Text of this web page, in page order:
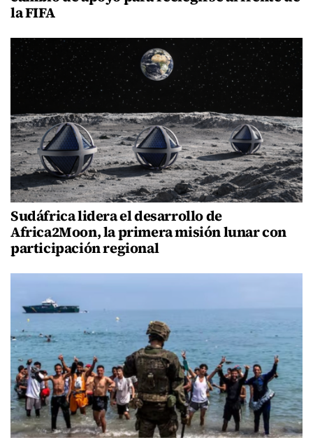
la FIFA
Sudáfrica lidera el desarrollo de
Africa2Moon, la primera misión lunar con
participación regional